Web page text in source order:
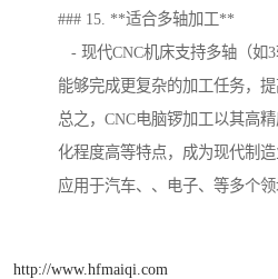
### 15. **适合多轴加工**
- 现代CNC机床支持多轴（如3
能够完成更复杂的加工任务，提
总之，CNC电脑锣加工以其高
化程度高等特点，成为现代制
应用于汽车、、电子、等多个领
http://www.hfmaiqi.com